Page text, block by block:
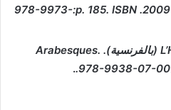
978-9973-
(بالفرنسية). Arabesques.
978-9938-07-
.
.